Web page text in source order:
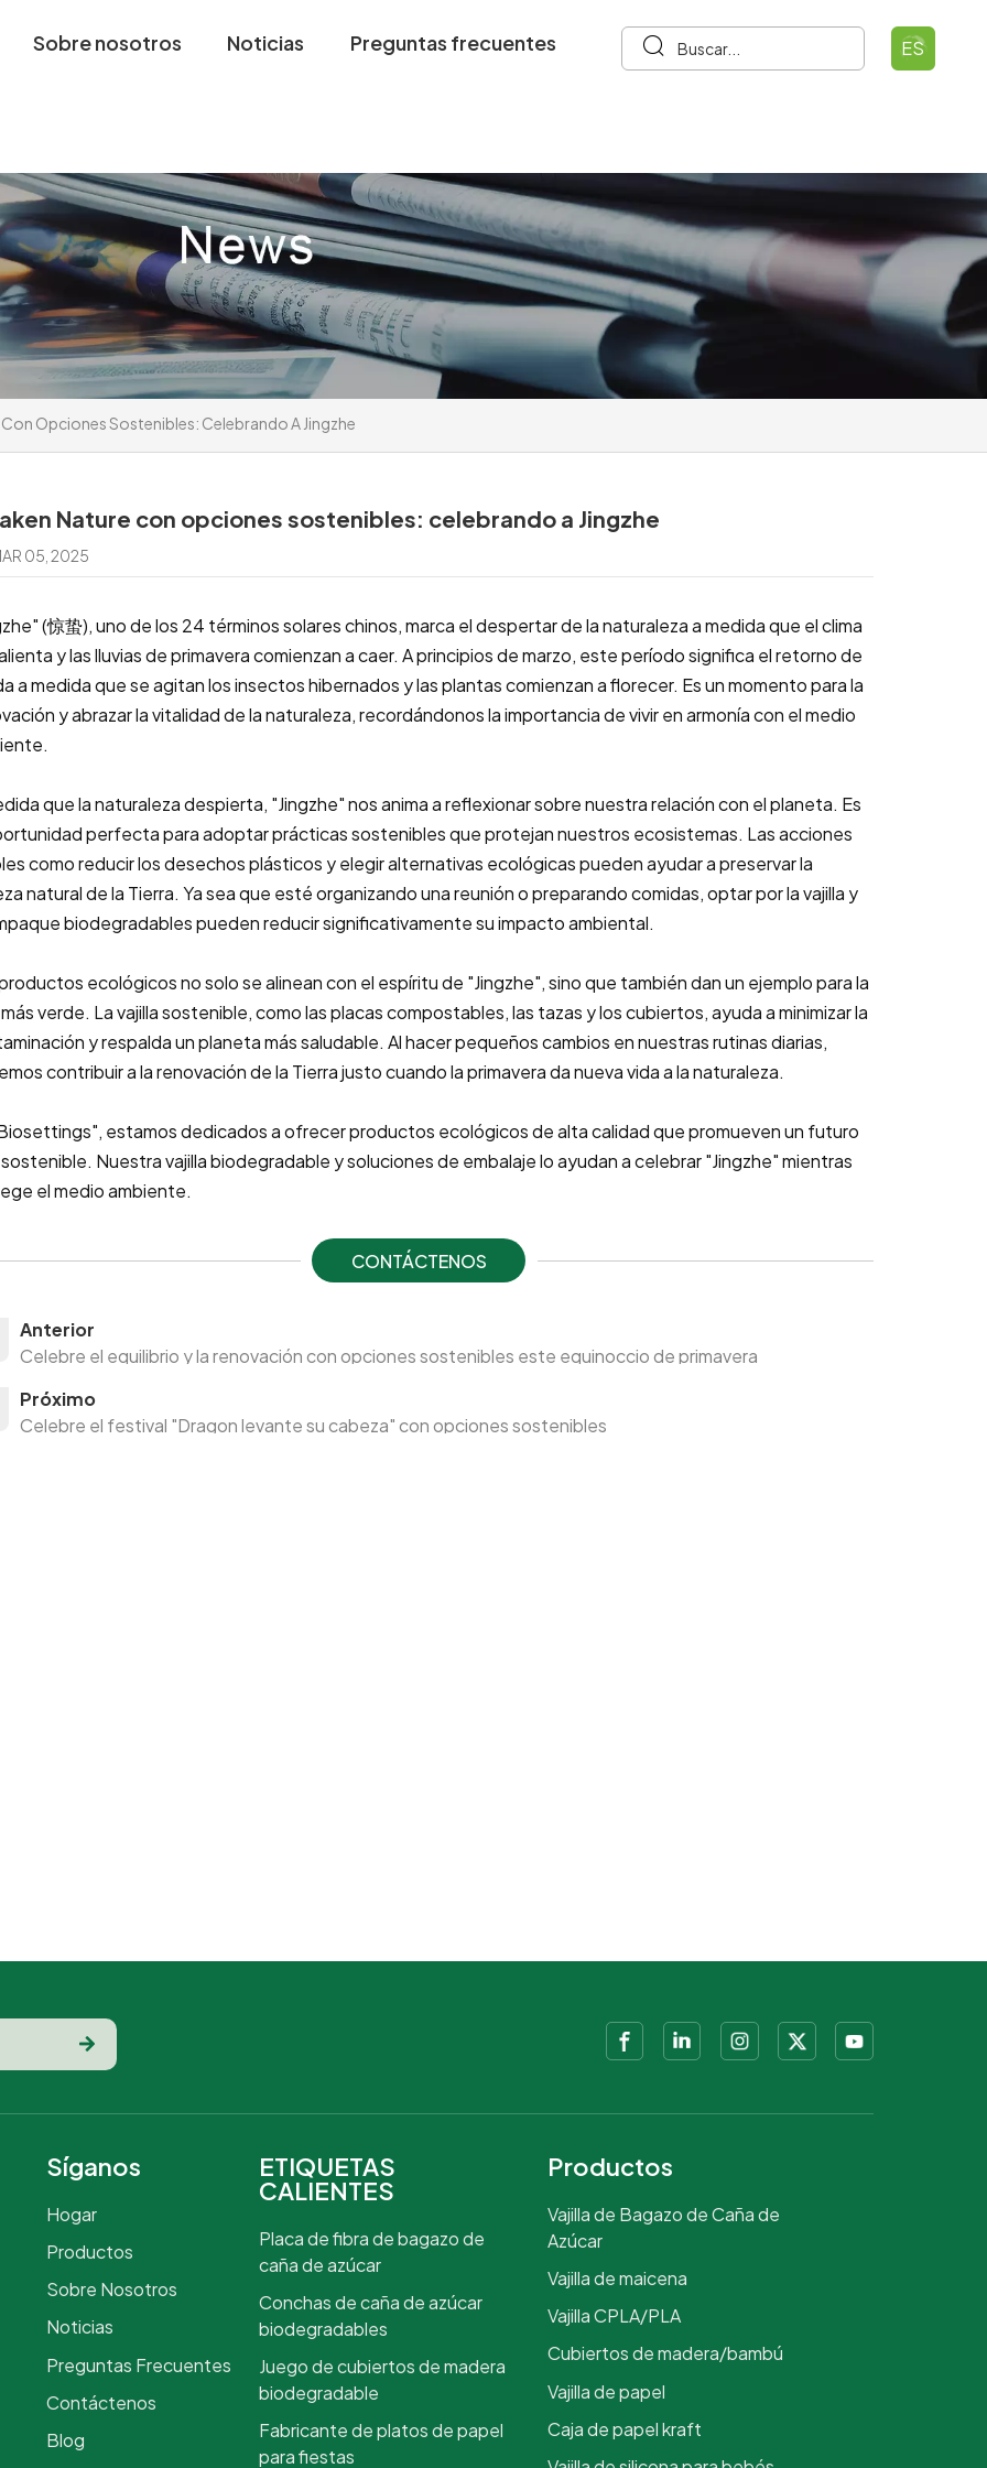
Sobre nosotros Noticias Preguntas frecuentes ES
Opciones Sostenibles: Celebrando A Jingzhe
Nature con opciones sostenibles: celebrando a Jingzhe
05, 2025
(惊蛰), uno de los 24 términos solares chinos, marca el despertar de la naturaleza a medida que el clima
y las lluvias de primavera comienzan a caer. A principios de marzo, este período significa el retorno de
a medida que se agitan los insectos hibernados y las plantas comienzan a florecer. Es un momento para la
y abrazar la vitalidad de la naturaleza, recordándonos la importancia de vivir en armonía con el medio
que la naturaleza despierta, "Jingzhe" nos anima a reflexionar sobre nuestra relación con el planeta. Es
perfecta para adoptar prácticas sostenibles que protejan nuestros ecosistemas. Las acciones
como reducir los desechos plásticos y elegir alternativas ecológicas pueden ayudar a preservar la
natural de la Tierra. Ya sea que esté organizando una reunión o preparando comidas, optar por la vajilla y
biodegradables pueden reducir significativamente su impacto ambiental.
ecológicos no solo se alinean con el espíritu de "Jingzhe", sino que también dan un ejemplo para la
verde. La vajilla sostenible, como las placas compostables, las tazas y los cubiertos, ayuda a minimizar la
y respalda un planeta más saludable. Al hacer pequeños cambios en nuestras rutinas diarias,
contribuir a la renovación de la Tierra justo cuando la primavera da nueva vida a la naturaleza.
estamos dedicados a ofrecer productos ecológicos de alta calidad que promueven un futuro
Nuestra vajilla biodegradable y soluciones de embalaje lo ayudan a celebrar "Jingzhe" mientras
el medio ambiente.
CONTÁCTENOS
Anterior
Celebre el equilibrio y la renovación con opciones sostenibles este equinoccio de primavera
Próximo
Celebre el festival "Dragon levante su cabeza" con opciones sostenibles
Síganos
Hogar
Productos
Sobre Nosotros
Noticias
Preguntas Frecuentes
Contáctenos
Blog
ETIQUETAS
CALIENTES
Placa de fibra de bagazo de
caña de azúcar
Conchas de caña de azúcar
biodegradables
Juego de cubiertos de madera
biodegradable
Fabricante de platos de papel
para fiestas
Productos
Vajilla de Bagazo de Caña de
Azúcar
Vajilla de maicena
Vajilla CPLA/PLA
Cubiertos de madera/bambú
Vajilla de papel
Caja de papel kraft